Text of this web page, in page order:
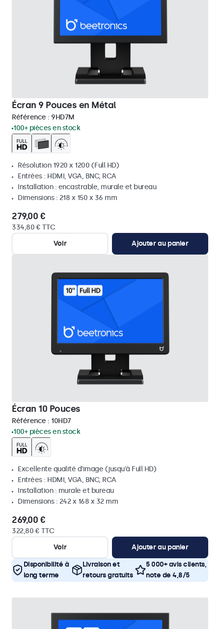
Écran 9 Pouces en Métal
Référence : 9HD7M
100+ pièces en stock
Résolution 1920 x 1200 (Full HD)
Entrées : HDMI, VGA, BNC, RCA
Installation : encastrable, murale et bureau
Dimensions : 218 x 150 x 36 mm
279,00 €
334,80 € TTC
Voir
Ajouter au panier
Écran 10 Pouces
Référence : 10HD7
100+ pièces en stock
Excellente qualité d'image (jusqu'à Full HD)
Entrées : HDMI, VGA, BNC, RCA
Installation : murale et bureau
Dimensions : 242 x 168 x 32 mm
269,00 €
322,80 € TTC
Voir
Ajouter au panier
Disponibilité à
long terme
Livraison et
retours gratuits
5 000+ avis clients,
note de 4,8/5